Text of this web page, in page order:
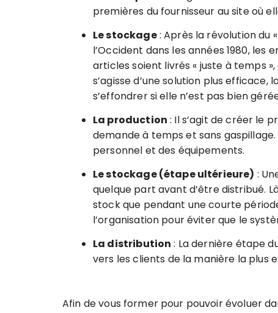
premières du fournisseur au site où
Le stockage: Après la révolution du
l’Occident dans les années 1980,
articles soient livrés « juste à temps
s’agisse d’une solution plus
s’effondrer si elle n’est pas bien
La production : Il s’agit de créer le
demande à temps et sans
personnel et des équipements.
Le stockage (étape ultérieure) :
quelque part avant d’être distribué.
stock que pendant une courte
l’organisation pour éviter que le
La distribution : La dernière étape
vers les clients de la manière la plus
Afin de vous former pour pouvoir évoluer